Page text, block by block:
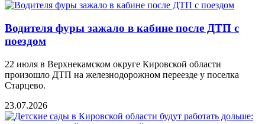
Водителя фуры зажало в кабине после ДТП с
поездом
22 июля в Верхнекамском округе Кировской области
произошло ДТП на железнодорожном переезде у поселка
Старцево.
23.07.2026